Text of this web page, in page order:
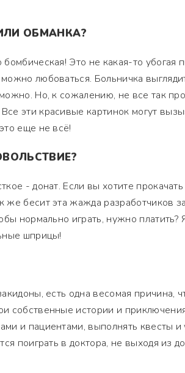
ОБМАНКА?
Это не какая-то убогая
любоваться. Больничка
Но, к сожалению, не все так
эти красивые картинок могут
еще не всё!
- донат. Если вы хотите
же бесит эта жажда разработчиков
нормально играть, нужно платить?
шприцы!
есть одна весомая причина,
собственные истории и
и пациентами, выполнять квесты
поиграть в доктора, не выходя из